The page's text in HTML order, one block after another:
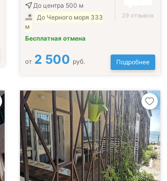
До центра 500 м
До Черного моря 333
м
Бесплатная отмена
29 отзывов
от 2 500 руб. Подробнее